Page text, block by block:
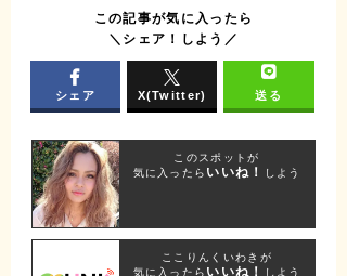
この記事が気に入ったら
＼シェア！しよう／
シェア X(Twitter) 送る
このスポットが
気に入ったら いいね！ しよう
ここりんくいわきが
気に入ったら いいね！ しよう